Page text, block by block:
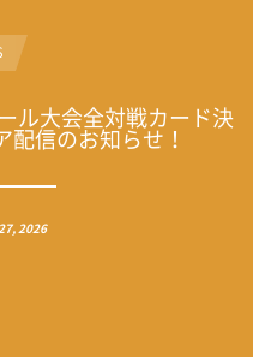
ル大会全対戦カード決
信のお知らせ！
27, 2026